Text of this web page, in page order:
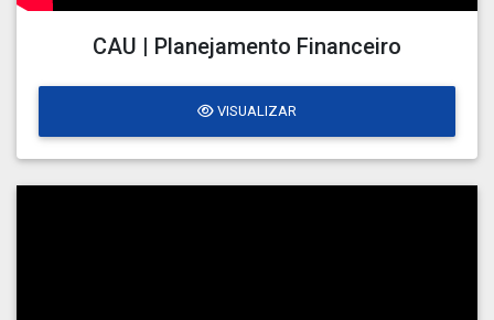
CAU | Planejamento Financeiro
VISUALIZAR